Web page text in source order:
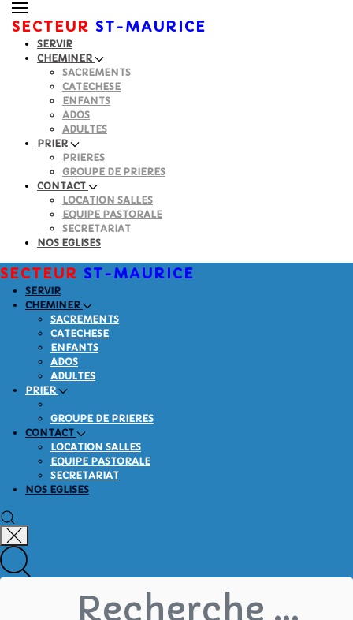
SECTEUR ST-MAURICE
SERVIR
CHEMINER
SACREMENTS
CATECHESE
ENFANTS
ADOS
ADULTES
PRIER
PRIERES
GROUPE DE PRIERES
CONTACT
LOCATION SALLES
EQUIPE PASTORALE
SECRETARIAT
NOS EGLISES
SECTEUR ST-MAURICE
SERVIR
CHEMINER
SACREMENTS
CATECHESE
ENFANTS
ADOS
ADULTES
PRIER
GROUPE DE PRIERES
CONTACT
LOCATION SALLES
EQUIPE PASTORALE
SECRETARIAT
NOS EGLISES